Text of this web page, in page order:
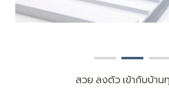
สวย ลงตัว เข้ากับบ้าน